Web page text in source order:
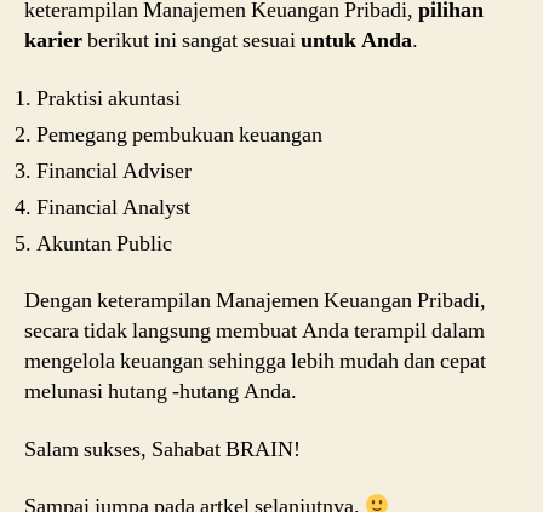
keterampilan Manajemen Keuangan Pribadi, pilihan
karierberikut ini sangat sesuaiuntuk Anda.
Praktisi akuntasi
Pemegang pembukuan keuangan
Financial Adviser
Financial Analyst
Akuntan Public
Dengan keterampilan Manajemen Keuangan Pribadi,
secara tidak langsung membuat Anda terampil dalam
mengelola keuangan sehingga lebih mudah dan cepat
melunasi hutang -hutang Anda.
Salam sukses, Sahabat BRAIN!